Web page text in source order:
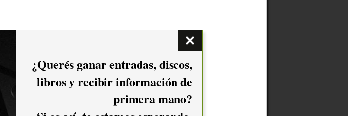
¿Querés ganar entradas, discos,
libros y recibir información de
primera mano?